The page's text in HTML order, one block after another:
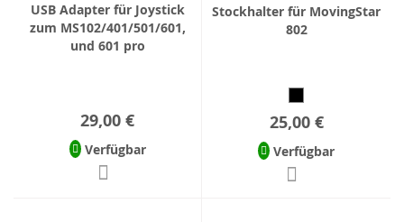
USB Adapter für Joystick
zum MS102/401/501/601,
und 601 pro
29,00 €
Verfügbar
Stockhalter für MovingStar
802
25,00 €
Verfügbar